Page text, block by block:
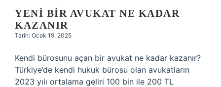
YENI BIR AVUKAT NE KADAR
KAZANIR
Tarih: Ocak 19, 2025
Kendi bürosunu açan bir avukat ne kadar kazanır?
Türkiye’de kendi hukuk bürosu olan avukatların
2023 yılı ortalama geliri 100 bin ile 200 TL